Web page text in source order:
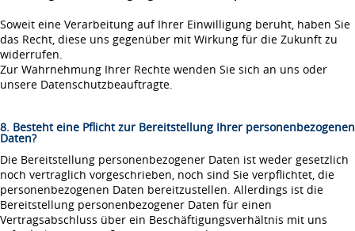
Soweit eine Verarbeitung auf Ihrer Einwilligung beruht, haben Sie
das Recht, diese uns gegenüber mit Wirkung für die Zukunft zu
widerrufen.
Zur Wahrnehmung Ihrer Rechte wenden Sie sich an uns oder
unsere Datenschutzbeauftragte.
8. Besteht eine Pflicht zur Bereitstellung Ihrer personenbezogenen
Daten?
Die Bereitstellung personenbezogener Daten ist weder gesetzlich
noch vertraglich vorgeschrieben, noch sind Sie verpflichtet, die
personenbezogenen Daten bereitzustellen. Allerdings ist die
Bereitstellung personenbezogener Daten für einen
Vertragsabschluss über ein Beschäftigungsverhältnis mit uns